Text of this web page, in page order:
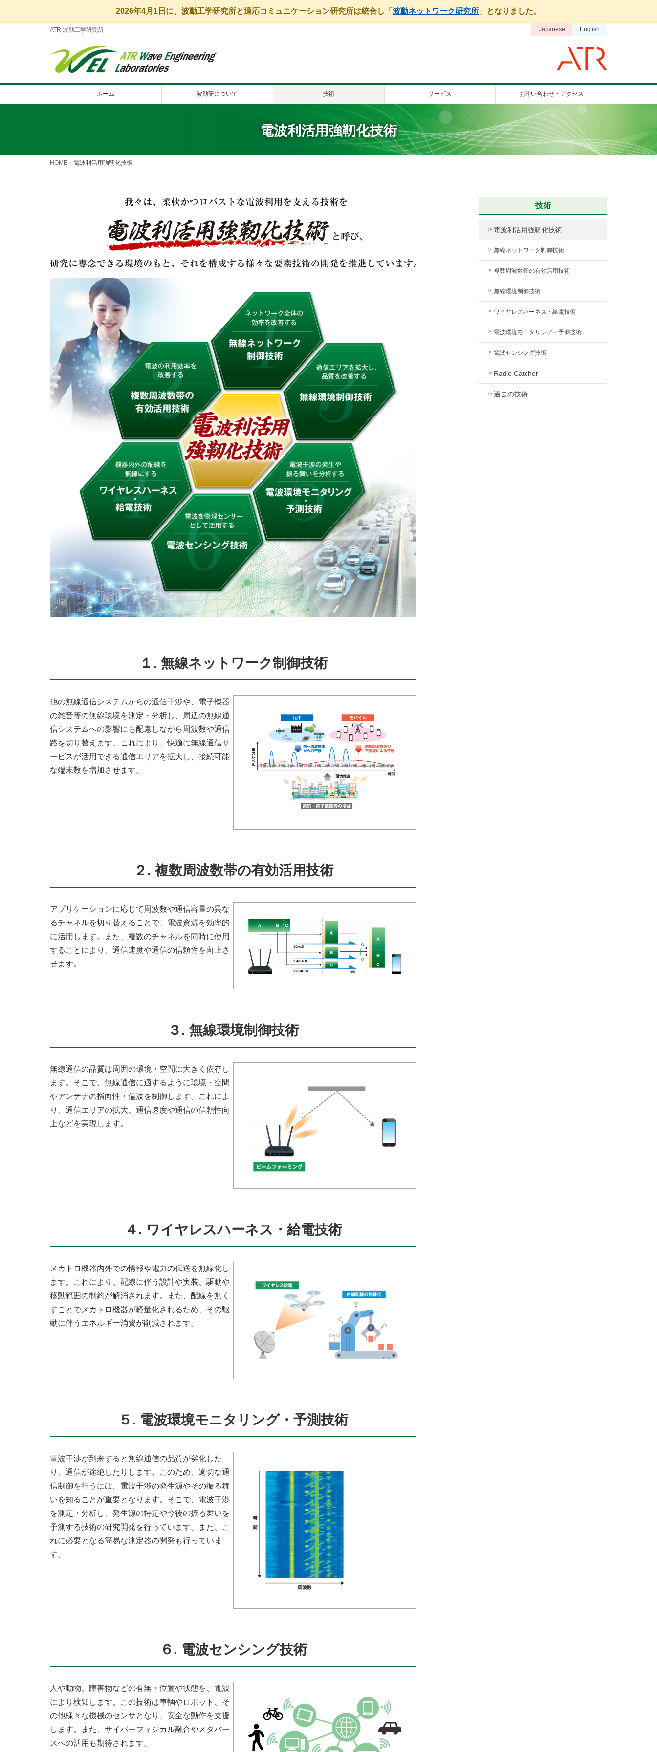
2026年4月1日に、波動工学研究所と適応コミュニケーション研究所は統合し「 波動ネットワーク研究所 」となりました。
ATR 波動工学研究所 Japanese English
ホーム 波動研について 技術 サービス お問い合わせ・アクセス
電波利活用強靭化技術
HOME 電波利活用強靭化技術
１. 無線ネットワーク制御技術
他の無線通信システムからの通信干渉や、電子機器
の雑音等の無線環境を測定・分析し、周辺の無線通
信システムへの影響にも配慮しながら周波数や通信
路を切り替えます。これにより、快適に無線通信サ
ービスが活用できる通信エリアを拡大し、接続可能
な端末数を増加させます。
２. 複数周波数帯の有効活用技術
アプリケーションに応じて周波数や通信容量の異な
るチャネルを切り替えることで、電波資源を効率的
に活用します。また、複数のチャネルを同時に使用
することにより、通信速度や通信の信頼性を向上さ
せます。
３. 無線環境制御技術
無線通信の品質は周囲の環境・空間に大きく依存し
ます。そこで、無線通信に適するように環境・空間
やアンテナの指向性・偏波を制御します。これによ
り、通信エリアの拡大、通信速度や通信の信頼性向
上などを実現します。
４. ワイヤレスハーネス・給電技術
メカトロ機器内外での情報や電力の伝送を無線化し
ます。これにより、配線に伴う設計や実装、駆動や
移動範囲の制約が解消されます。また、配線を無く
すことでメカトロ機器が軽量化されるため、その駆
動に伴うエネルギー消費が削減されます。
５. 電波環境モニタリング・予測技術
電波干渉が到来すると無線通信の品質が劣化した
り、通信が途絶したりします。このため、適切な通
信制御を行うには、電波干渉の発生源やその振る舞
いを知ることが重要となります。そこで、電波干渉
を測定・分析し、発生源の特定や今後の振る舞いを
予測する技術の研究開発を行っています。また、こ
れに必要となる簡易な測定器の開発も行っていま
す。
６. 電波センシング技術
人や動物、障害物などの有無・位置や状態を、電波
により検知します。この技術は車輌やロボット、そ
の他様々な機械のセンサとなり、安全な動作を支援
します。また、サイバーフィジカル融合やメタバー
スへの活用も期待されます。
技術
電波利活用強靭化技術
無線ネットワーク制御技術
複数周波数帯の有効活用技術
無線環境制御技術
ワイヤレスハーネス・給電技術
電波環境モニタリング・予測技術
電波センシング技術
Radio Catcher
過去の技術